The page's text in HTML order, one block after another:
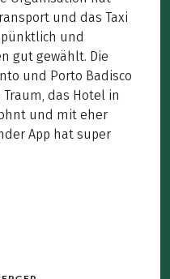
und das Taxi
pünktlich und
gut gewählt. Die
und Porto Badisco
das Hotel in
und mit eher
App hat super